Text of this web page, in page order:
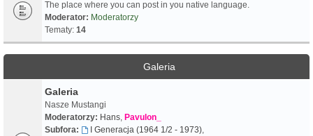
The place where you can post in you native language.
Moderator: Moderatorzy
Tematy: 14
Galeria
Galeria
Nasze Mustangi
Moderatorzy: Hans, Pavulon_
Subfora:
I Generacja (1964 1/2 - 1973),